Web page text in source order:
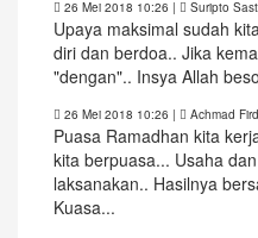
Upaya maksimal sudah
diri dan berdoa.. Jika
"dengan".. Insya Allah
Puasa Ramadhan kita
kita berpuasa... Usaha
laksanakan.. Hasilnya
Kuasa...